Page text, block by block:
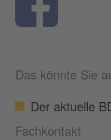
Das könnte Sie
Der aktuelle
Fachkontakt